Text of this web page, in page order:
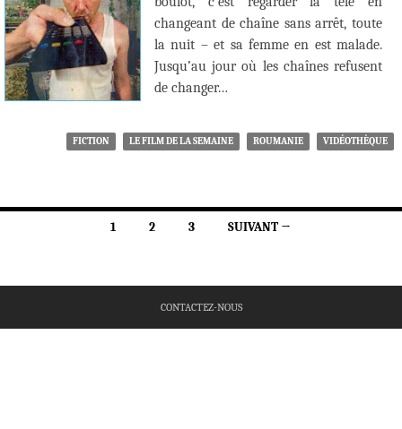
changeant de chaîne sans arrêt, toute
la nuit – et sa femme en est malade.
Jusqu’au jour où les chaînes refusent
de changer…
FICTION LE FILM DE LA SEMAINE ROUMANIE VIDÉOTHÈQUE
1 2 3 SUIVANT →
CONTACTEZ-NOUS